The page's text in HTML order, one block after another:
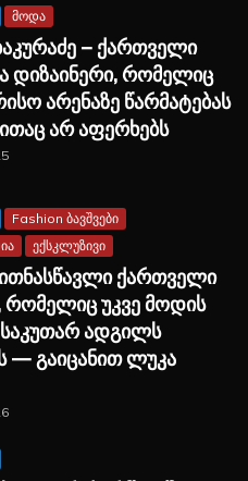
მოდა
– ქართველი
რომელიც
არენაზე წარმატებას
არ აფერხებს
Fashion ბავშვები
ექსკლუზივი
ქართველი
რომელიც უკვე მოდის
ადგილს
— გაიცანით ლუკა